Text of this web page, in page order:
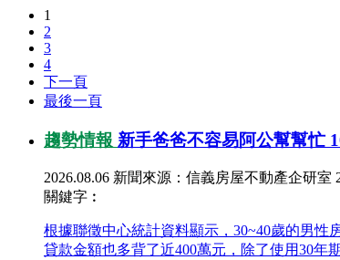
1
2
3
4
下一頁
最後一頁
趨勢情報 新手爸爸不容易阿公幫幫忙
2026.08.06 新聞來源：信義房屋不動產企研室
關鍵字︰
根據聯徵中心統計資料顯示，30~40歲的男性
貸款金額也多背了近400萬元，除了使用30